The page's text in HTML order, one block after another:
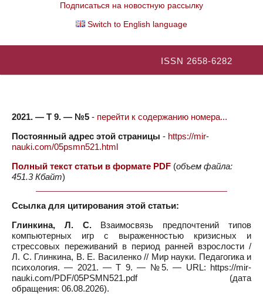
Подписаться на новостную рассылку
Switch to English language
ISSN 2658-6282
2021. — Т 9. — №5 - перейти к содержанию номера...
Постоянный адрес этой страницы - https://mir-
nauki.com/05psmn521.html
Полный текст статьи в формате PDF (объем файла:
451.3 Кбайт)
Ссылка для цитирования этой статьи:
Глинкина, Л. С.Взаимосвязь предпочтений типов
компьютерных игр с выраженностью кризисных и
стрессовых переживаний в период ранней взрослости /
Л. С. Глинкина, В. Е. Василенко // Мир науки. Педагогика и
психология. — 2021. — Т 9. — №5. — URL: https://mir-
nauki.com/PDF/05PSMN521.pdf (дата
обращения: 06.08.2026).